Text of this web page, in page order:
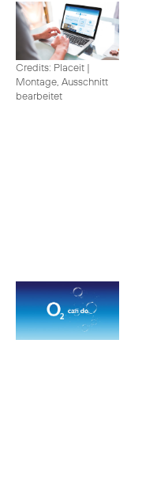
Credits: Placeit |
Montage, Ausschnitt
bearbeitet